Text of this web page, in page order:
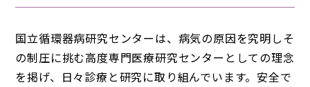
国⽴循環器病研究センターは、病気の原因を究明しそ
の制圧に挑む⾼度専⾨医療研究センターとしての理念
を掲げ、⽇々診療と研究に取り組んでいます。安全で